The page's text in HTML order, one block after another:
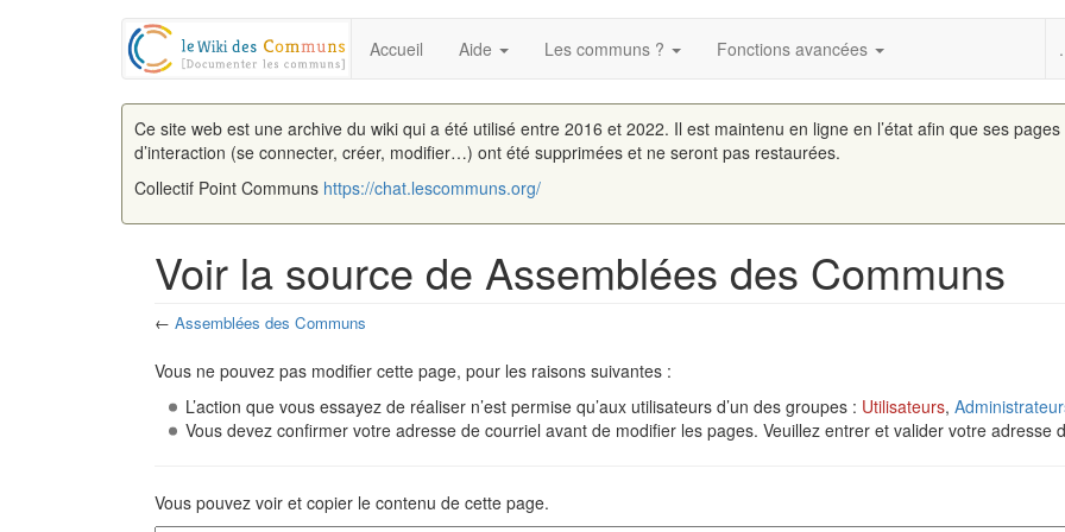
Accueil Aide Les communs ? Fonctions avancées
Ce site web est une archive du wiki qui a été utilisé entre 2016 et 2022. Il est maintenu en ligne en l’état afin que ses
d’interaction (se connecter, créer, modifier…) ont été supprimées et ne seront pas restaurées.
Collectif Point Communs https://chat.lescommuns.org/
Voir la source de Assemblées des Communs
← Assemblées des Communs
Vous ne pouvez pas modifier cette page, pour les raisons suivantes :
L’action que vous essayez de réaliser n’est permise qu’aux utilisateurs d’un des groupes : Utilisateurs,
Vous devez confirmer votre adresse de courriel avant de modifier les pages. Veuillez entrer et valider votre adresse
Vous pouvez voir et copier le contenu de cette page.